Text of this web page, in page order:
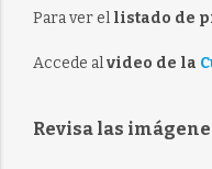
Para ver el listado de
Accede alvideo de la
Revisa las